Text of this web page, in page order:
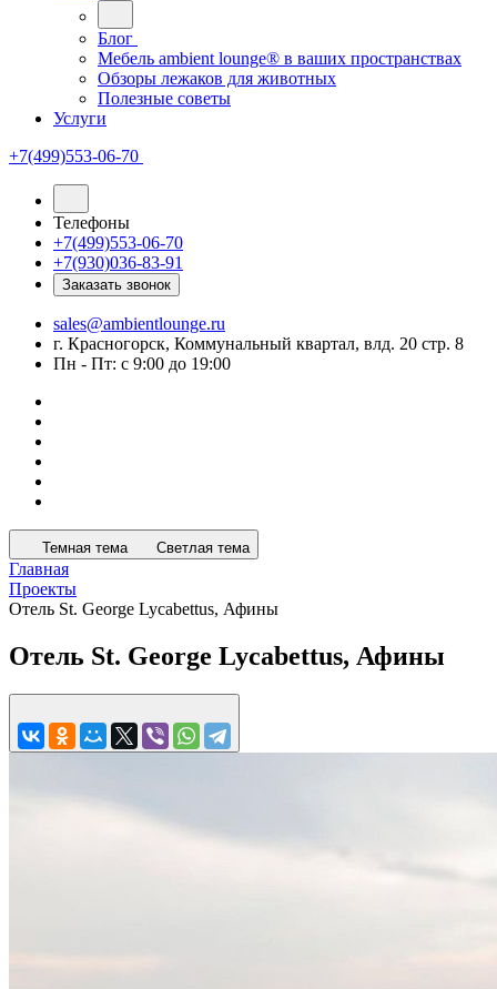
Блог
Мебель ambient lounge® в ваших пространствах
Обзоры лежаков для животных
Полезные советы
Услуги
+7(499)553-06-70
Телефоны
+7(499)553-06-70
+7(930)036-83-91
Заказать звонок
sales@ambientlounge.ru
г. Красногорск, Коммунальный квартал, влд. 20 стр. 8
Пн - Пт: с 9:00 до 19:00
Темная тема Светлая тема
Главная
Проекты
Отель St. George Lycabettus, Афины
Отель St. George Lycabettus, Афины